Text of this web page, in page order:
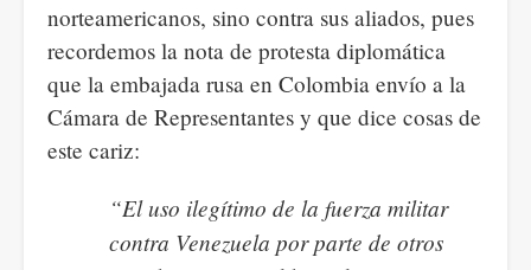
norteamericanos, sino contra sus aliados, pues
recordemos la nota de protesta diplomática
que la embajada rusa en Colombia envío a la
Cámara de Representantes y que dice cosas de
este cariz:
“El uso ilegítimo de la fuerza militar
contra Venezuela por parte de otros